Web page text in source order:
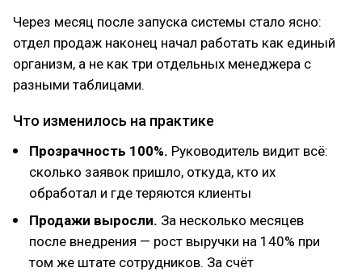
Через месяц после запуска системы стало ясно:
отдел продаж наконец начал работать как единый
организм, а не как три отдельных менеджера с
разными таблицами.
Что изменилось на практике
Прозрачность 100%. Руководитель видит всё:
сколько заявок пришло, откуда, кто их
обработал и где теряются клиенты
Продажи выросли. За несколько месяцев
после внедрения — рост выручки на 140% при
том же штате сотрудников. За счёт